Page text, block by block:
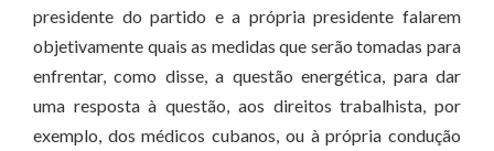
presidente do partido e a própria presidente falarem
objetivamente quais as medidas que serão tomadas para
enfrentar, como disse, a questão energética, para dar
uma resposta à questão, aos direitos trabalhista, por
exemplo, dos médicos cubanos, ou à própria condução